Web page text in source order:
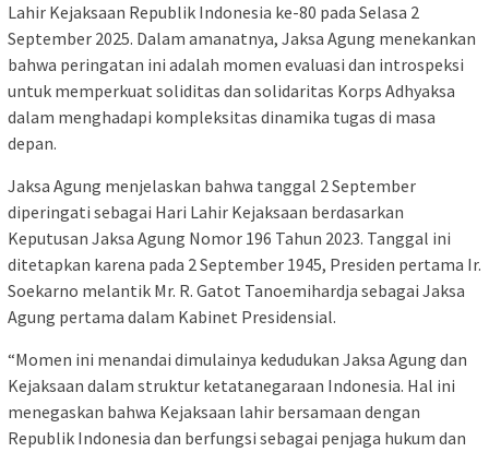
Lahir Kejaksaan Republik Indonesia ke-80 pada Selasa 2
September 2025. Dalam amanatnya, Jaksa Agung menekankan
bahwa peringatan ini adalah momen evaluasi dan introspeksi
untuk memperkuat soliditas dan solidaritas Korps Adhyaksa
dalam menghadapi kompleksitas dinamika tugas di masa
depan.
Jaksa Agung menjelaskan bahwa tanggal 2 September
diperingati sebagai Hari Lahir Kejaksaan berdasarkan
Keputusan Jaksa Agung Nomor 196 Tahun 2023. Tanggal ini
ditetapkan karena pada 2 September 1945, Presiden pertama Ir.
Soekarno melantik Mr. R. Gatot Tanoemihardja sebagai Jaksa
Agung pertama dalam Kabinet Presidensial.
“Momen ini menandai dimulainya kedudukan Jaksa Agung dan
Kejaksaan dalam struktur ketatanegaraan Indonesia. Hal ini
menegaskan bahwa Kejaksaan lahir bersamaan dengan
Republik Indonesia dan berfungsi sebagai penjaga hukum dan